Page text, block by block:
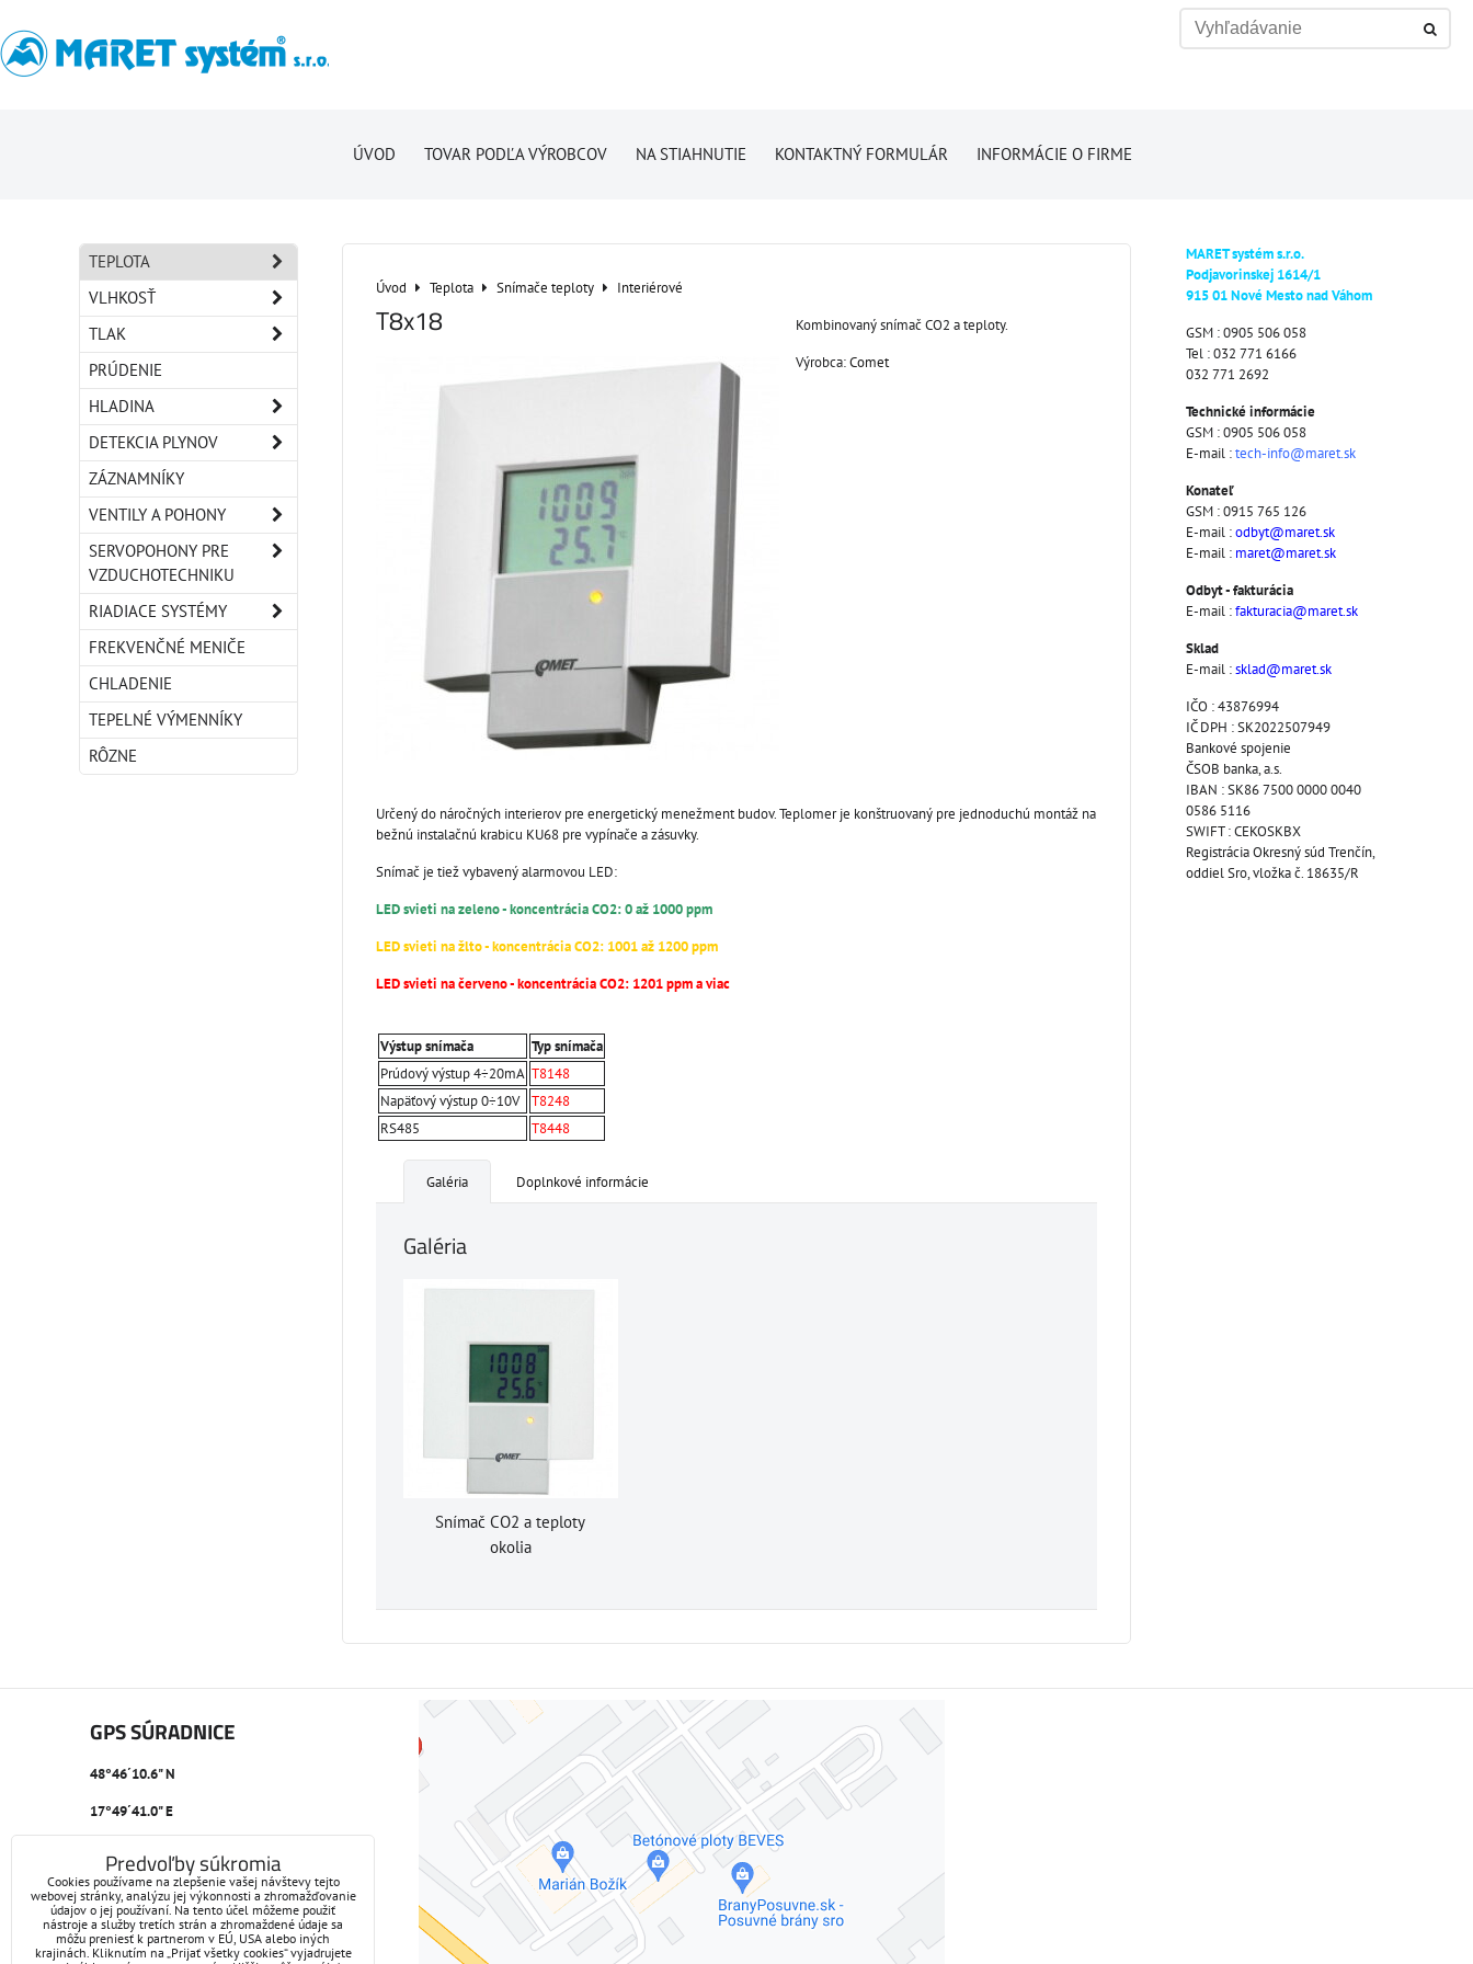
ÚVOD TOVAR PODĽA VÝROBCOV NA STIAHNUTIE KONTAKTNÝ FORMULÁR INFORMÁCIE O FIRME
Úvod Teplota Snímače teploty Interiérové
T8x18
Kombinovaný snímač CO2 a teploty.
Výrobca:Comet
Určený do náročných interierov pre energetický menežment budov. Teplomer je konštruovaný pre jednoduchú montáž na
bežnú instalačnú krabicu KU68 pre vypínače a zásuvky.
Snímač je tiež vybavený alarmovou LED:
LED svieti na zeleno - koncentrácia CO2: 0 až 1000 ppm
LED svieti na žlto - koncentrácia CO2: 1001 až 1200 ppm
LED svieti na červeno - koncentrácia CO2: 1201 ppm a viac
Výstup snímača
Typ snímača
Prúdový výstup 4÷20mA T8148
Napäťový výstup 0÷10V
T8248
RS485
T8448
Galéria Doplnkové informácie
Galéria
Snímač CO2 a teploty
okolia
TEPLOTA
VLHKOSŤ
TLAK
PRÚDENIE
HLADINA
DETEKCIA PLYNOV
ZÁZNAMNÍKY
VENTILY A POHONY
SERVOPOHONY PRE
VZDUCHOTECHNIKU
RIADIACE SYSTÉMY
FREKVENČNÉ MENIČE
CHLADENIE
TEPELNÉ VÝMENNÍKY
RÔZNE
MARET systém s.r.o.
Podjavorinskej 1614/1
915 01 Nové Mesto nad Váhom
GSM : 0905 506 058
Tel : 032 771 6166
032 771 2692
Technické informácie
GSM : 0905 506 058
E-mail :tech-info@maret.sk
Konateľ
GSM : 0915 765 126
E-mail :odbyt@maret.sk
E-mail : maret@maret.sk
Odbyt - fakturácia
E-mail :fakturacia@maret.sk
Sklad
E-mail :sklad@maret.sk
IČO : 43876994
IČ DPH : SK2022507949
Bankové spojenie
ČSOB banka, a.s.
IBAN : SK86 7500 0000 0040
0586 5116
SWIFT : CEKOSKBX
Registrácia Okresný súd Trenčín,
oddiel Sro, vložka č. 18635/R
GPS SÚRADNICE
48°46´10.6" N
17°49´41.0" E
Externý obsah je blokovaný Voľbami súkromia
Prajete si načítať externý obsah?
Povoliť tentokrát
Povoliť a zapamätať - súhlas s druhom cookie: Funkčné
Predvoľby súkromia
Cookies používame na zlepšenie vašej návštevy tejto
webovej stránky, analýzu jej výkonnosti a zhromažďovanie
údajov o jej používaní. Na tento účel môžeme použiť
nástroje a služby tretích strán a zhromaždené údaje sa
môžu preniesť k partnerom v EÚ, USA alebo iných
krajinách. Kliknutím na „Prijať všetky cookies“ vyjadrujete